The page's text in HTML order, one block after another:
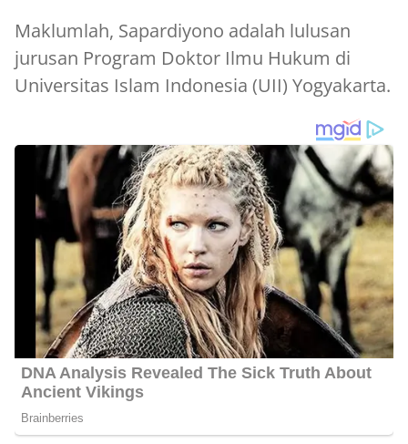
Maklumlah, Sapardiyono adalah lulusan
jurusan Program Doktor Ilmu Hukum di
Universitas Islam Indonesia (UII) Yogyakarta.